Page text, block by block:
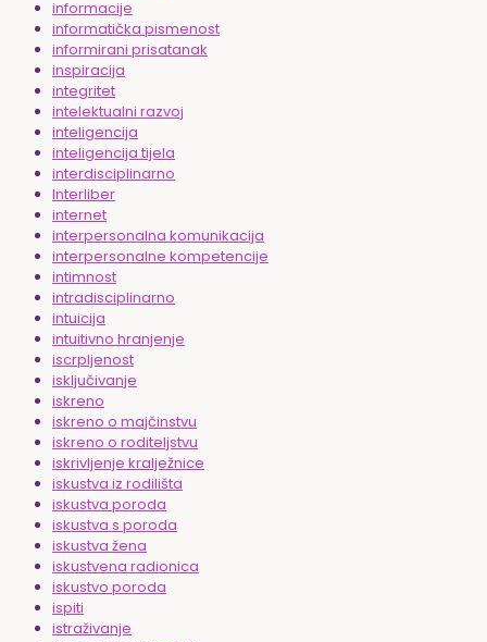
informacije
informatička pismenost
informirani prisatanak
inspiracija
integritet
intelektualni razvoj
inteligencija
inteligencija tijela
interdisciplinarno
Interliber
internet
interpersonalna komunikacija
interpersonalne kompetencije
intimnost
intradisciplinarno
intuicija
intuitivno hranjenje
iscrpljenost
isključivanje
iskreno
iskreno o majčinstvu
iskreno o roditeljstvu
iskrivljenje kralježnice
iskustva iz rodilišta
iskustva poroda
iskustva s poroda
iskustva žena
iskustvena radionica
iskustvo poroda
ispiti
istraživanje